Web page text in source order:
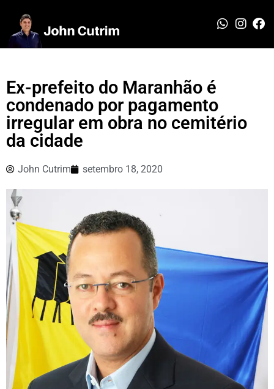
Ex-prefeito do Maranhão é
condenado por pagamento
irregular em obra no cemitério
da cidade
John Cutrim setembro 18, 2020